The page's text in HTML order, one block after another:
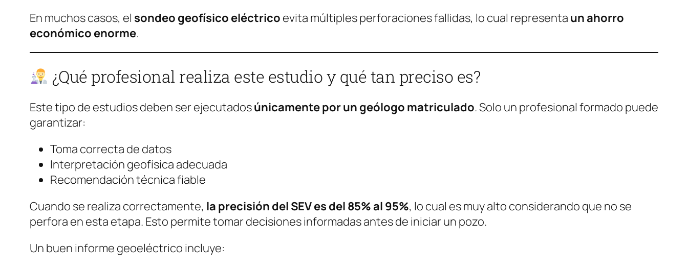
En muchos casos, el sondeo geofísico eléctrico evita múltiples perforaciones fallidas, lo cual representa un ahorro
económico enorme.
¿Qué profesional realiza este estudio y qué tan preciso es?
Este tipo de estudios deben ser ejecutadosúnicamente por un geólogo matriculado. Solo un profesional formado puede
garantizar:
Toma correcta de datos
Interpretación geofísica adecuada
Recomendación técnica fiable
Cuando se realiza correctamente, la precisión del SEV es del 85% al 95%, lo cual es muy alto considerando que no se
perfora en esta etapa. Esto permite tomar decisiones informadas antes de iniciar un pozo.
Un buen informe geoeléctrico incluye: